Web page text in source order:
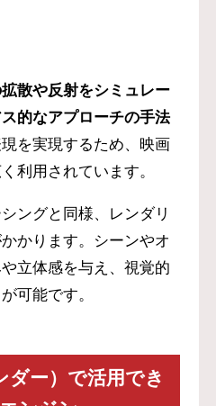
散や反射をシミュレー
的なアプローチの手法
を実現するため、映画
利用されています。
ングと同様、レンダリ
かります。シーンやオ
立体感を与え、視覚的
可能です。
ー）で活用でき